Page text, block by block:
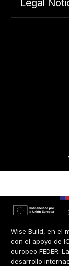
Legal
Wise Build, en el
con el apoyo de
europeo FEDER.
desarrollo